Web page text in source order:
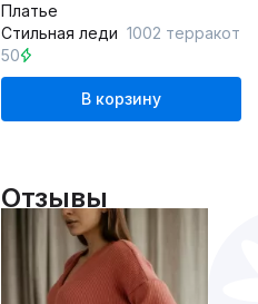
Платье
Стильная леди 1002 терракот
50
В корзину
Отзывы